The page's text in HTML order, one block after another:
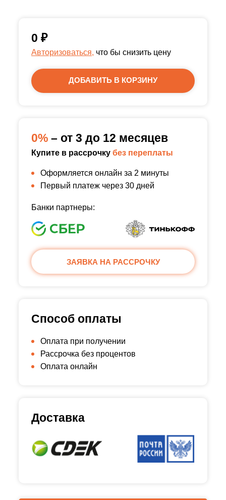
0 ₽
Авторизоваться, что бы снизить цену
ДОБАВИТЬ В КОРЗИНУ
0% – от 3 до 12 месяцев
Купите в рассрочку без переплаты
Оформляется онлайн за 2 минуты
Первый платеж через 30 дней
Банки партнеры:
ЗАЯВКА НА РАССРОЧКУ
Способ оплаты
Оплата при получении
Рассрочка без процентов
Оплата онлайн
Доставка